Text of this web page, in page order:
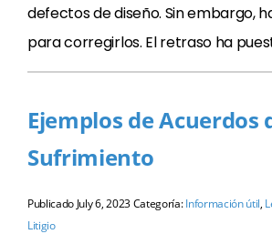
defectos de diseño. Sin embargo,
para corregirlos. El retraso ha
Ejemplos de Acuerdos
Sufrimiento
Publicado July 6, 2023Categoría:Información útil,
Litigio